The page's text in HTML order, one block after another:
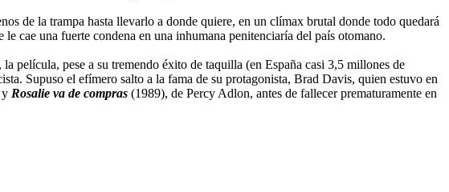
de la trampa hasta llevarlo a donde quiere, en un clímax brutal donde todo quedará
cae una fuerte condena en una inhumana penitenciaría del país otomano.
película, pese a su tremendo éxito de taquilla (en España casi 3,5 millones de
Supuso el efímero salto a la fama de su protagonista, Brad Davis, quien estuvo en
y Rosalie va de compras (1989), de Percy Adlon, antes de fallecer prematuramente en